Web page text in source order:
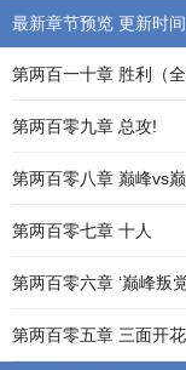
最新章节预览 更新时
第两百一十章 胜利（全
第两百零九章 总攻!
第两百零八章 巅峰vs
第两百零七章 十人
第两百零六章 ‘巅峰叛
第两百零五章 三面开花